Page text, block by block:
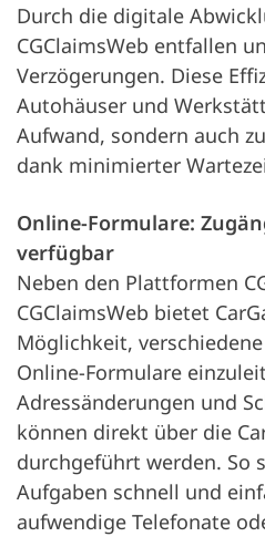
Durch die digitale
CGClaimsWeb entfallen
Verzögerungen. Diese
Autohäuser und
Aufwand, sondern auch
dank minimierter
Online-Formulare:
verfügbar
Neben den Plattformen
CGClaimsWeb bietet
Möglichkeit,
Online-Formulare
Adressänderungen und
können direkt über die
durchgeführt werden. So
Aufgaben schnell und
aufwendige Telefonate